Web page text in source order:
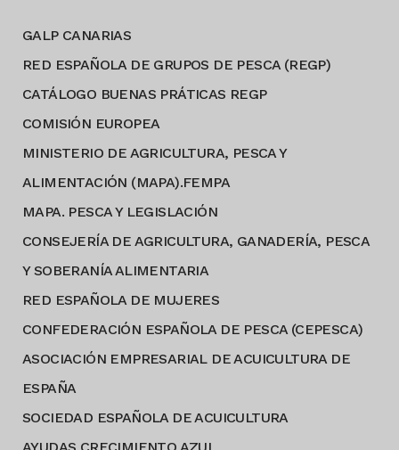
GALP CANARIAS
RED ESPAÑOLA DE GRUPOS DE PESCA (REGP)
CATÁLOGO BUENAS PRÁTICAS REGP
COMISIÓN EUROPEA
MINISTERIO DE AGRICULTURA, PESCA Y
ALIMENTACIÓN (MAPA).FEMPA
MAPA. PESCA Y LEGISLACIÓN
CONSEJERÍA DE AGRICULTURA, GANADERÍA, PESCA
Y SOBERANÍA ALIMENTARIA
RED ESPAÑOLA DE MUJERES
CONFEDERACIÓN ESPAÑOLA DE PESCA (CEPESCA)
ASOCIACIÓN EMPRESARIAL DE ACUICULTURA DE
ESPAÑA
SOCIEDAD ESPAÑOLA DE ACUICULTURA